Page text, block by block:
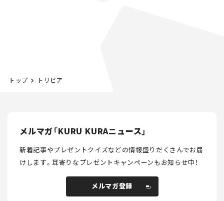
トップ トリビア
メルマガ「KURU KURAニュース」
新着記事やプレゼントクイズなどの情報盛りだくさんでお届
けします。耳寄りなプレゼントキャンペーンもお知らせ中！
メルマガ登録